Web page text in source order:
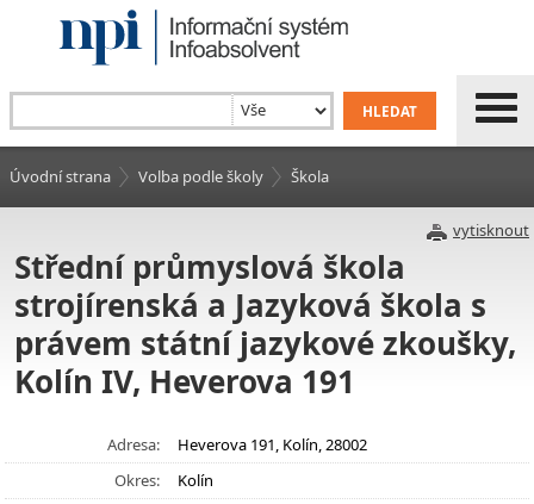
Úvodní strana Volba podle školy Škola
vytisknout
Střední průmyslová škola
strojírenská a Jazyková škola s
právem státní jazykové zkoušky,
Kolín IV, Heverova 191
Adresa:
Heverova 191, Kolín, 28002
Okres:
Kolín